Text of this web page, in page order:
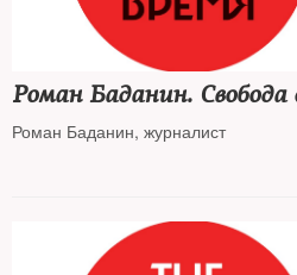
Роман Баданин. Свобода
Роман Баданин, журналист